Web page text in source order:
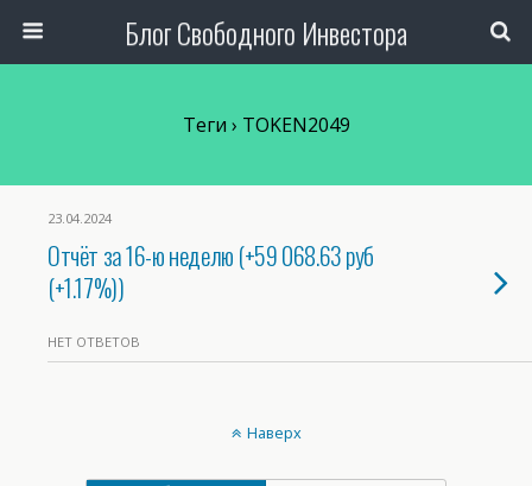
Блог Свободного Инвестора
Теги › TOKEN2049
23.04.2024
Отчёт за 16-ю неделю (+59 068.63 руб
(+1.17%))
НЕТ ОТВЕТОВ
Наверх